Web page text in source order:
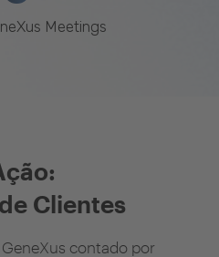
Meetings
Clientes
contado por